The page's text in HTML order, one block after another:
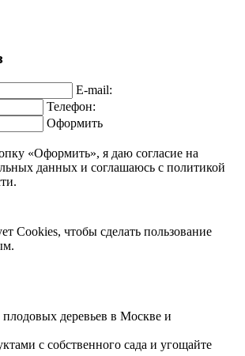
E-mail:
Телефон:
Оформить
«Оформить», я даю согласие на
данных и соглашаюсь c политикой
Cookies, чтобы сделать пользование
деревьев в Москве и
с собственного сада и угощайте